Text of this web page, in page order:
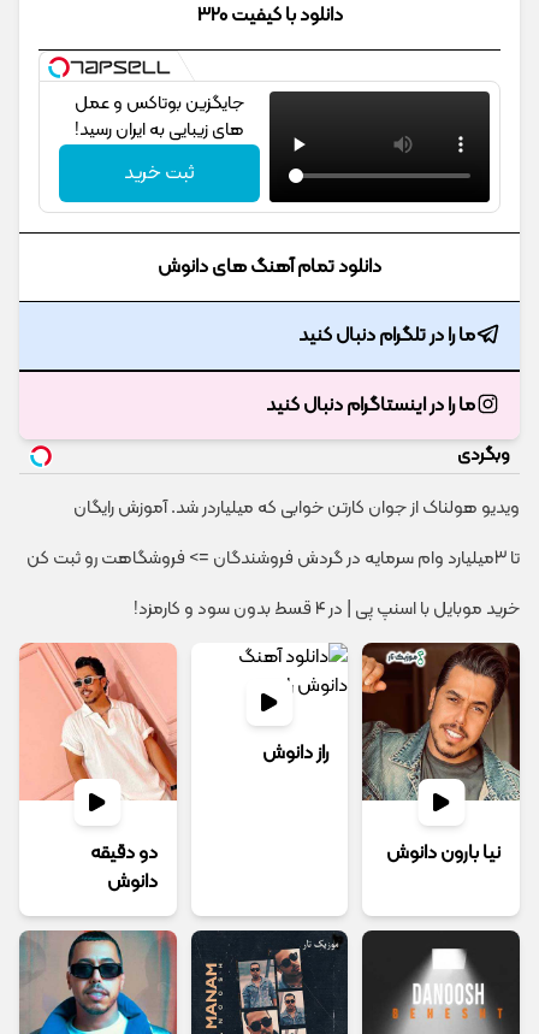
دانلود با کیفیت 320
جایگزین بوتاکس و عمل
های زیبایی به ایران رسید!
ثبت خرید
دانلود تمام آهنگ های دانوش
ما را در تلگرام دنبال کنید
ما را در اینستاگرام دنبال کنید
وبگردی
ویدیو هولناک از جوان کارتن خوابی که میلیاردر شد. آموزش رایگان
تا 3میلیارد وام سرمایه در گردش فروشندگان => فروشگاهت رو ثبت کن
خرید موبایل با اسنپ پی | در ۴ قسط بدون سود و کارمزد!
نیا بارون دانوش
راز دانوش
دو دقیقه
دانوش